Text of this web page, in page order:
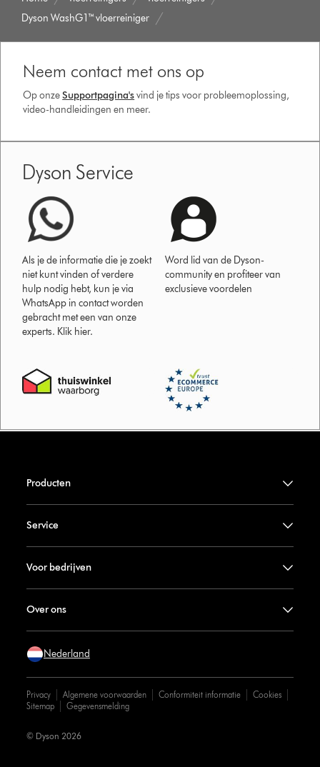
Dyson WashG1™ vloerreiniger
Neem contact met ons op
Op onzeSupportpagina'svind je tips voor probleemoplossing,
video-handleidingen en meer.
Dyson Service
Als je de informatie die je zoekt
niet kunt vinden of verdere
hulp nodig hebt, kun je via
WhatsApp in contact worden
gebracht met een van onze
experts. Klik hier.
Word lid van de Dyson-
community en profiteer van
exclusieve voordelen
Producten
Service
Voor bedrijven
Over ons
Nederland
Privacy Algemene voorwaarden Conformiteit informatie
Cookies
Sitemap
Gegevensmelding
© Dyson 2026